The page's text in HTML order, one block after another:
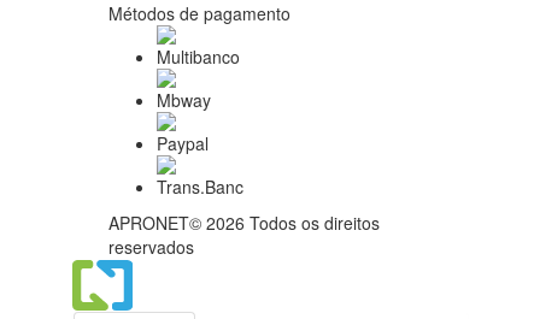
Métodos de pagamento
APRONET© 2026 Todos os direitos
reservados